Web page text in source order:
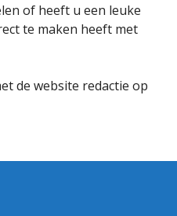
of heeft u een leuke
te maken heeft met
de website redactie op